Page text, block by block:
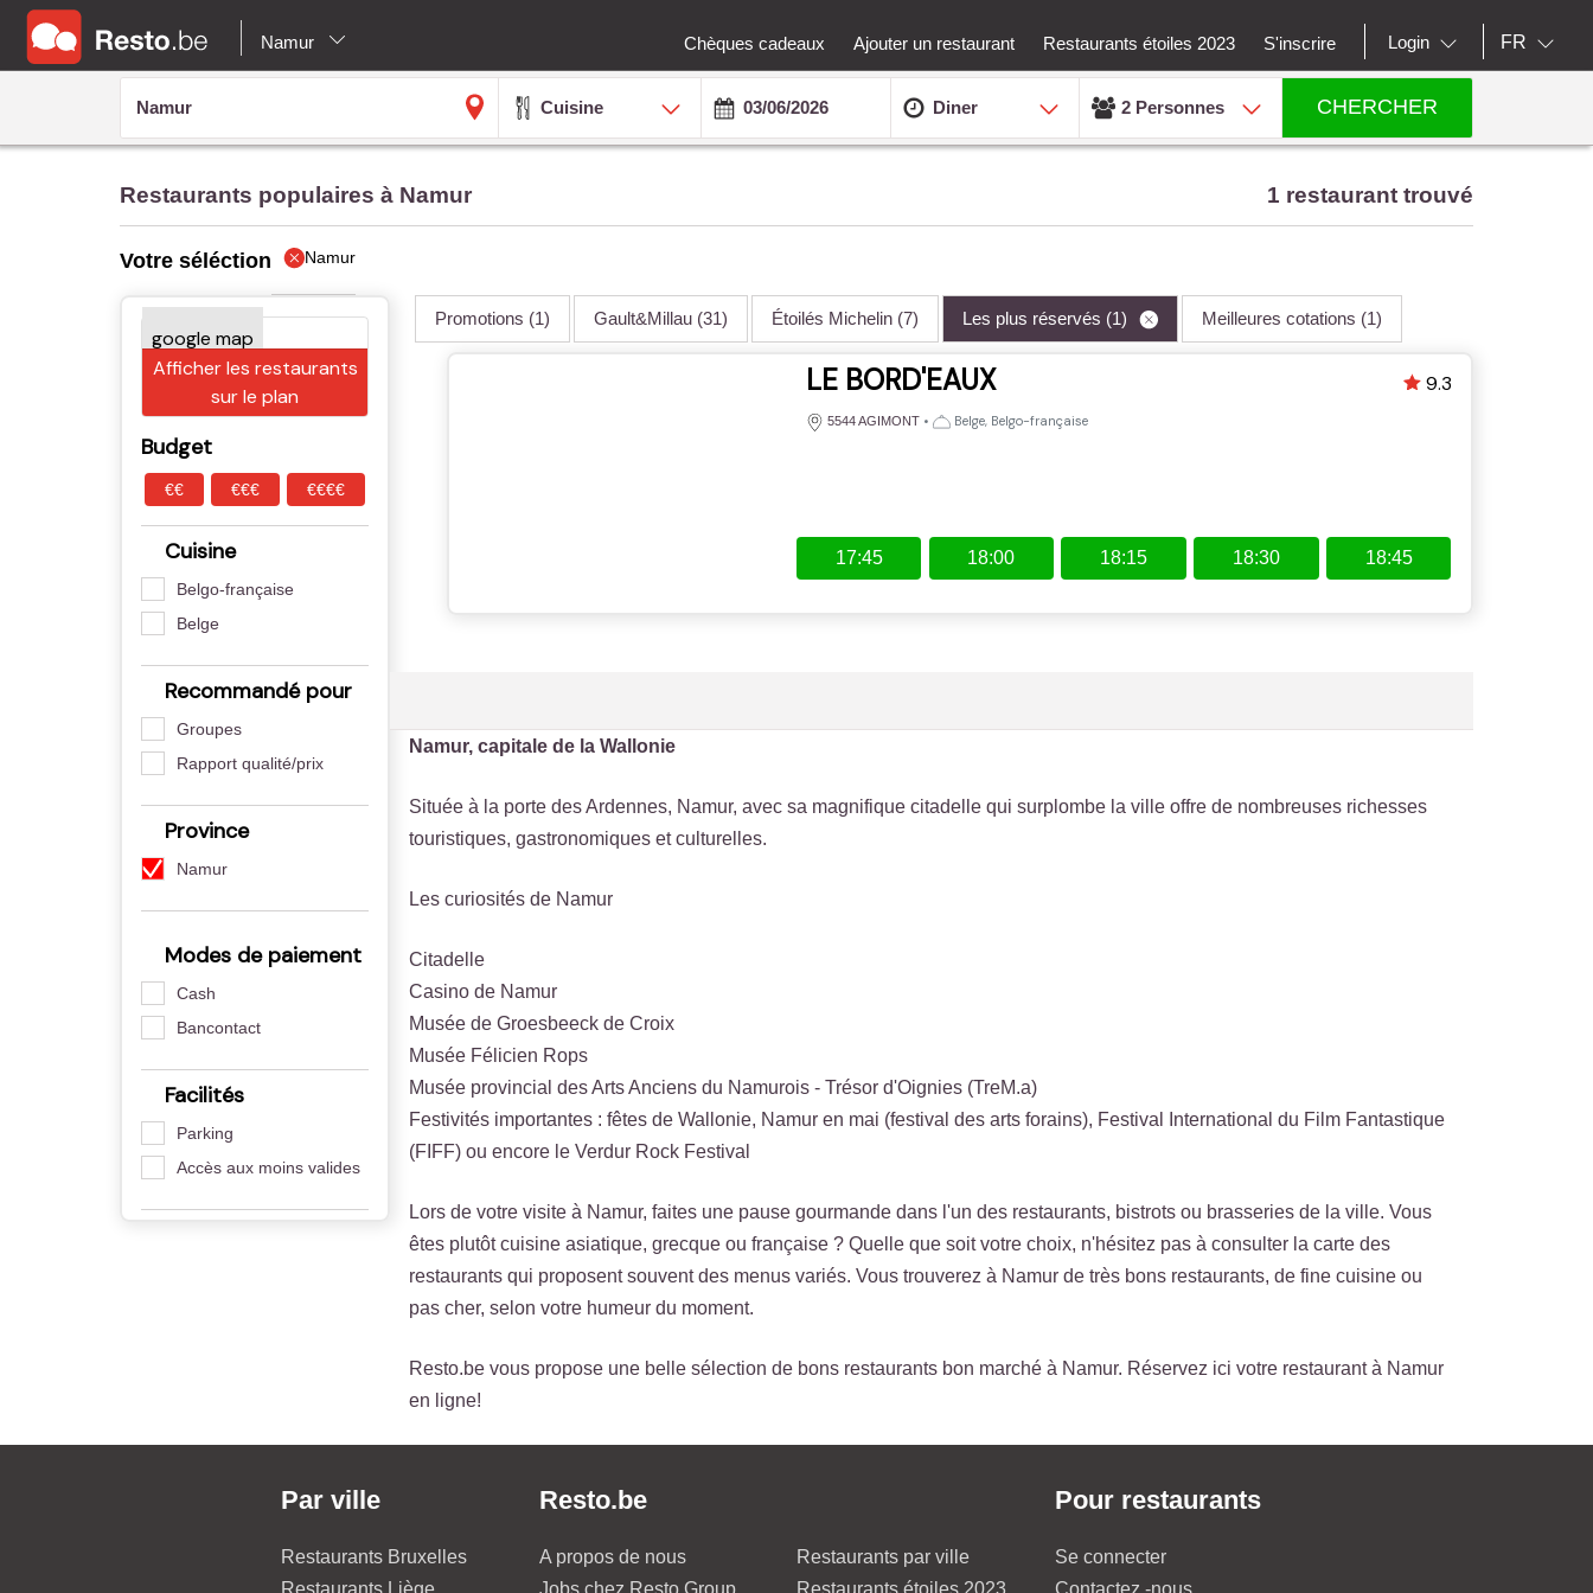
Namur Chèques cadeaux Ajouter un restaurant Restaurants étoiles 2023 S'inscrire Login FR
Cuisine Diner 2 Personnes CHERCHER
Restaurants populaires à Namur 1 restaurant trouvé
Votre séléction Namur
Afficher les restaurants
sur le plan
Budget
€€ €€€ €€€€
Cuisine
Belgo-française
Belge
Recommandé pour
Groupes
Rapport qualité/prix
Province
Namur
Modes de paiement
Cash
Bancontact
Facilités
Parking
Accès aux moins valides
Promotions (1) Gault&Millau (31) Étoilés Michelin (7) Les plus réservés (1) Meilleures cotations (1)
LE BORD'EAUX
5544 AGIMONT • Belge, Belgo-française
9.3
17:45 18:00 18:15 18:30 18:45
Namur, capitale de la Wallonie
Située à la porte des Ardennes, Namur, avec sa magnifique citadelle qui surplombe la ville offre de nombreuses richesses
touristiques, gastronomiques et culturelles.
Les curiosités de Namur
Citadelle
Casino de Namur
Musée de Groesbeeck de Croix
Musée Félicien Rops
Musée provincial des Arts Anciens du Namurois - Trésor d'Oignies (TreM.a)
Festivités importantes : fêtes de Wallonie, Namur en mai (festival des arts forains), Festival International du Film Fantastique
(FIFF) ou encore le Verdur Rock Festival
Lors de votre visite à Namur, faites une pause gourmande dans l'un des restaurants, bistrots ou brasseries de la ville. Vous
êtes plutôt cuisine asiatique, grecque ou française ? Quelle que soit votre choix, n'hésitez pas à consulter la carte des
restaurants qui proposent souvent des menus variés. Vous trouverez à Namur de très bons restaurants, de fine cuisine ou
pas cher, selon votre humeur du moment.
Resto.be vous propose une belle sélection de bons restaurants bon marché à Namur. Réservez ici votre restaurant à Namur
en ligne!
Par ville
Restaurants Bruxelles
Resto.be
A propos de nous
Restaurants par ville
Pour restaurants
Se connecter